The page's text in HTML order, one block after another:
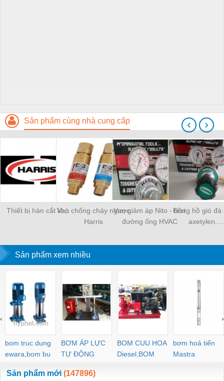
Sản phẩm cùng nhà cung cấp
Thiết bị hàn cắt khòVan chống cháy ngược
Harris
Van giảm áp Nito - test
đường ống HVAC
Đồng hồ gió đá
axetylen....
‹ ›
Sản phẩm xem nhiều
bom truc dung
ewara,bom bu
ewara
BƠM ÁP LỰC
TỰ ĐỘNG
BOM CUU HOA
Diesel,BOM
CHUA CHAY
bơm hoả tiển
Mastra
‹ ›
Sản phẩm mới (147896)